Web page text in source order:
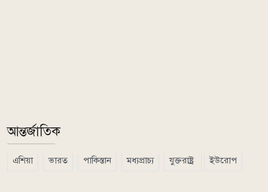
আন্তর্জাতিক
এশিয়া ভারত পাকিস্তান মধ্যপ্রাচ্য যুক্তরাষ্ট্র ইউরোপ